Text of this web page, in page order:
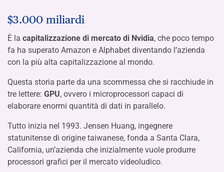
$3.000 miliardi
È la capitalizzazione di mercato di Nvidia, che poco tempo
fa ha superato Amazon e Alphabet diventando l’azienda
con la più alta capitalizzazione al mondo.
Questa storia parte da una scommessa che si racchiude in
tre lettere: GPU, ovvero i microprocessori capaci di
elaborare enormi quantità di dati in parallelo.
Tutto inizia nel 1993. Jensen Huang, ingegnere
statunitense di origine taiwanese, fonda a Santa Clara,
California, un’azienda che inizialmente vuole produrre
processori grafici per il mercato videoludico.